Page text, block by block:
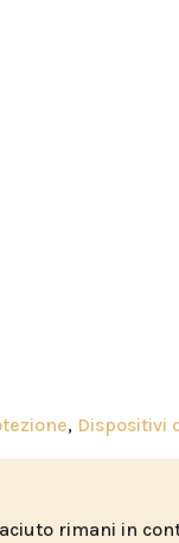
, Dispositivi
rimani in